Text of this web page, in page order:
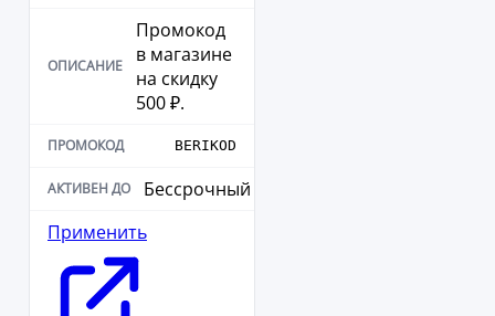
Промокод
в магазине
на скидку
500 ₽.
BERIKOD
Бессрочный
Применить